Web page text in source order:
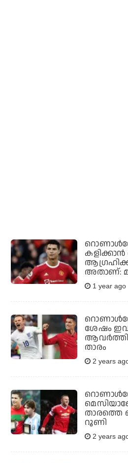
അതാണ്:
1 year ago
ശേഷം
താരം
2 years
റൂണി
2 years